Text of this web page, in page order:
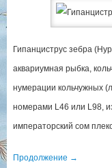
Гипанциструс зебра
аквариумная рыбка,
нумерации кольчужных
номерами L46 или L98,
императорский сом
Продолжение →